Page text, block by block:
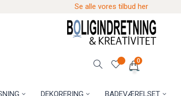
Se alle vores tilbud her
0
DEKORERING BADEVÆRELSET